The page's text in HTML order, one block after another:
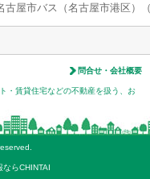
古屋市バス（名古屋市港区）
問合せ・会社概要
・賃貸住宅などの不動産を扱う、お
らCHINTAI